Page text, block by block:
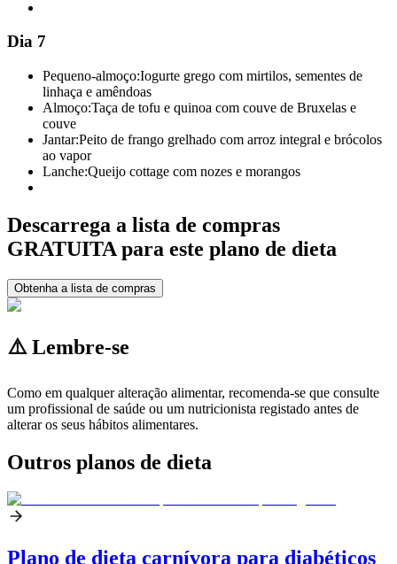
Dia 7
Pequeno-almoço:Iogurte grego com mirtilos, sementes de
linhaça e amêndoas
Almoço:Taça de tofu e quinoa com couve de Bruxelas e
couve
Jantar:Peito de frango grelhado com arroz integral e brócolos
ao vapor
Lanche:Queijo cottage com nozes e morangos
Descarrega a lista de compras
GRATUITA para este plano de dieta
Obtenha a lista de compras
⚠️ Lembre-se
Como em qualquer alteração alimentar, recomenda-se que consulte
um profissional de saúde ou um nutricionista registado antes de
alterar os seus hábitos alimentares.
Outros planos de dieta
Plano de dieta carnívora para diabéticos